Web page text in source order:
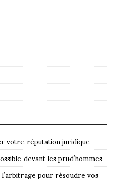
votre réputation juridique
devant les prud’hommes
pour résoudre vos